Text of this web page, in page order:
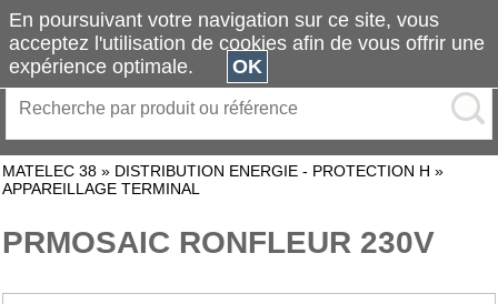
MATELEC 38 » DISTRIBUTION ENERGIE - PROTECTION H »
APPAREILLAGE TERMINAL
PRMOSAIC RONFLEUR 230V
En poursuivant votre navigation sur ce site, vous
acceptez l'utilisation de cookies afin de vous offrir une
expérience optimale.
OK